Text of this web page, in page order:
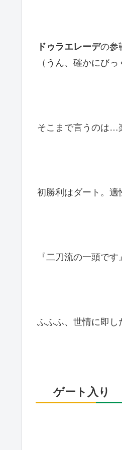
ドゥラエレーデの参
（うん、確かにび
そこまで言うのは…
初勝利はダート。適
『二刀流の一頭です』
ふふふ、世情に即し
ゲート入り